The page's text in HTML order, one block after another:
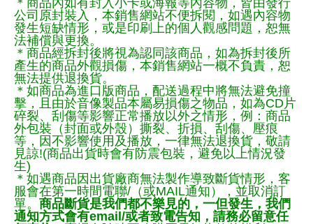
＊商品內如有封入小卡或海報等內容物，皆由發行
公司原封裝入，本銷售網站不便拆閱，如遇內容物
發生短缺情形，或是印刷上的個人觀感問題，恕無
法補償與更換。
＊商品經拆封後將視為認同該商品，如為拆封後所
產生的商品外觀損傷，本銷售網站一概不負責，恕
無法提供退換貨。
＊如商品為進口版商品，配送過程中將無法避免撞
擊，且由於音像製品本屬易損傷之物品，如為CD片
碎裂、刮傷等影響正常播放以外之情形，例：商品
外包裝（封面或外殼）撕裂、折損、刮傷、壓痕
等，因不影響使用及播放，一律無法退換貨，敬請
見諒!(商品出貨時會有防震包裝，避免以上情況發
生)
＊如遇商品因出貨廠商無法製作導致斷貨情形，客
服會在第一時間電聯/（或MAIL通知），並取消訂
單。 商品斷貨是我們都不樂見的，一但發生，我們
通知方式會有email/或者致電告知，請務必留意任